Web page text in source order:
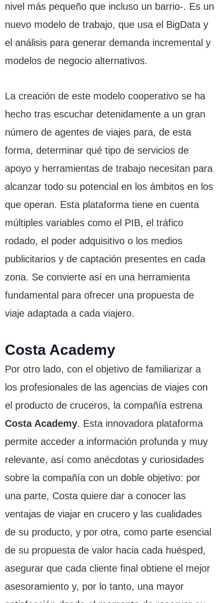
nivel más pequeño que incluso un barrio-. Es un
nuevo modelo de trabajo, que usa el BigData y
el análisis para generar demanda incremental y
modelos de negocio alternativos.
La creación de este modelo cooperativo se ha
hecho tras escuchar detenidamente a un gran
número de agentes de viajes para, de esta
forma, determinar qué tipo de servicios de
apoyo y herramientas de trabajo necesitan para
alcanzar todo su potencial en los ámbitos en los
que operan. Esta plataforma tiene en cuenta
múltiples variables como el PIB, el tráfico
rodado, el poder adquisitivo o los medios
publicitarios y de captación presentes en cada
zona. Se convierte así en una herramienta
fundamental para ofrecer una propuesta de
viaje adaptada a cada viajero.
Costa Academy
Por otro lado, con el objetivo de familiarizar a
los profesionales de las agencias de viajes con
el producto de cruceros, la compañía estrena
Costa Academy. Esta innovadora plataforma
permite acceder a información profunda y muy
relevante, así como anécdotas y curiosidades
sobre la compañía con un doble objetivo: por
una parte, Costa quiere dar a conocer las
ventajas de viajar en crucero y las cualidades
de su producto, y por otra, como parte esencial
de su propuesta de valor hacia cada huésped,
asegurar que cada cliente final obtiene el mejor
asesoramiento y, por lo tanto, una mayor